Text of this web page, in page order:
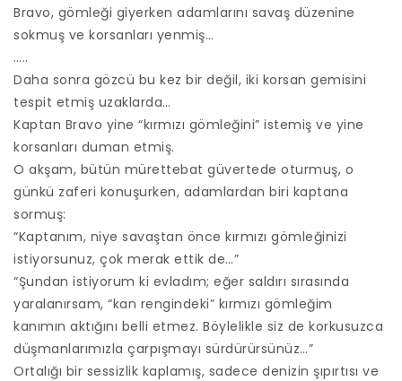
Bravo, gömleği giyerken adamlarını savaş düzenine
sokmuş ve korsanları yenmiş…
…..
Daha sonra gözcü bu kez bir değil, iki korsan gemisini
tespit etmiş uzaklarda…
Kaptan Bravo yine “kırmızı gömleğini” istemiş ve yine
korsanları duman etmiş.
O akşam, bütün mürettebat güvertede oturmuş, o
günkü zaferi konuşurken, adamlardan biri kaptana
sormuş:
“Kaptanım, niye savaştan önce kırmızı gömleğinizi
istiyorsunuz, çok merak ettik de…”
“Şundan istiyorum ki evladım; eğer saldırı sırasında
yaralanırsam, “kan rengindeki” kırmızı gömleğim
kanımın aktığını belli etmez. Böylelikle siz de korkusuzca
düşmanlarımızla çarpışmayı sürdürürsünüz…”
Ortalığı bir sessizlik kaplamış, sadece denizin şıpırtısı ve